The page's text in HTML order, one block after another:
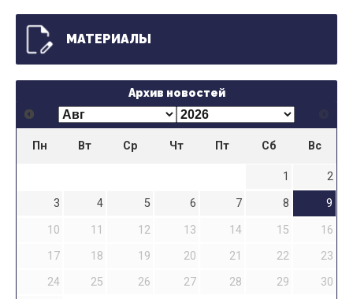
МАТЕРИАЛЫ
Архив новостей
Пн Вт Ср Чт Пт Сб Вс
1
2
3
4 5 6 7 8
9
10
11 12 13 14 15
16
17
18 19 20 21 22
23
24
25 26 27 28 29
30